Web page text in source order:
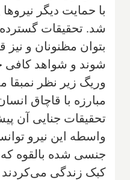
با حمایت دیگر نیروها
شد. تحقیقات
بتوان مظنونان و نیز
شوند و شواهد کافی
وریگ زیر نظر نمبقا
مبارزه با قاچاق
تحقیقات جنایی آن
واسطه این نیرو
جنسی شده بالقوه که
کبک زندگی می‌کردند